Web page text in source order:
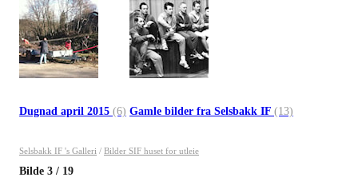
Dugnad april 2015 (6) Gamle bilder fra Selsbakk IF (13)
Selsbakk IF 's Galleri / Bilder SIF huset for utleie
Bilde 3 / 19